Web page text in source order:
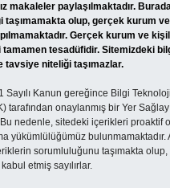
makaleler paylaşılmaktadır.
taşımamakta olup, gerçek kurum
Gerçek kurum ve
tamamen tesadüfidir. Sitemizdeki
tavsiye niteliği taşımazlar.
Sayılı Kanun gereğince Bilgi
tarafından onaylanmış bir Yer
nedenle, sitedeki içerikleri proaktif
yükümlülüğümüz
sorumluluğunu taşımakta
etmiş sayılırlar.